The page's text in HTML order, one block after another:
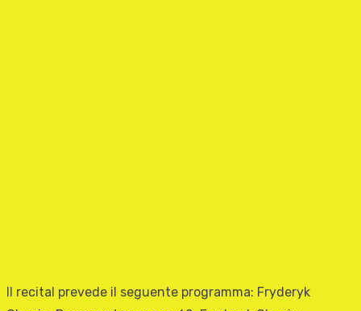
Il recital prevede il seguente programma: Fryderyk